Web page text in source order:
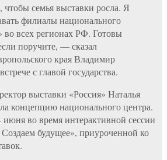
семья выставки росла. Я
филиалы национального
во всех регионах РФ. Готовы
поручите, — сказал
края Владимир
с главой государства.
выставки «Россия» Наталья
концепцию национального центра.
во время интерактивной сессии
будущее», приуроченной ко